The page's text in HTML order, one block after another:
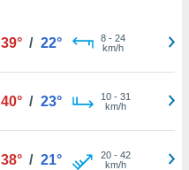
39° / 22° 8- 24
km/h
40° / 23° 10- 31
km/h
38° / 21° 20- 42
km/h